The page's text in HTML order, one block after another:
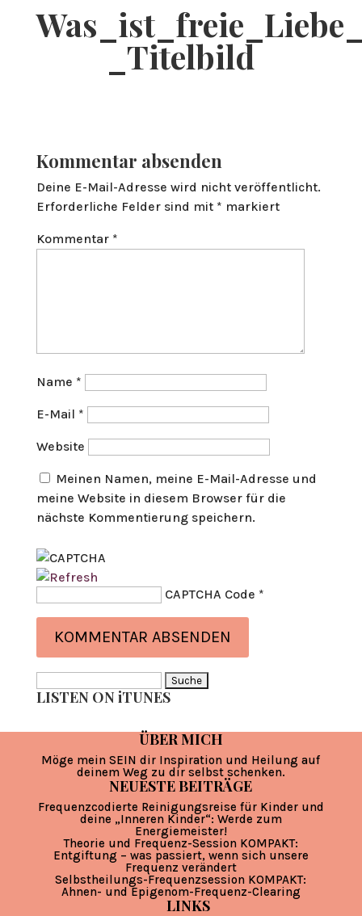
_Titelbild
Kommentar absenden
Deine E-Mail-Adresse wird nicht veröffentlicht.
Erforderliche Felder sind mit * markiert
Kommentar *
Name *
E-Mail *
Website
Meinen Namen, meine E-Mail-Adresse und
meine Website in diesem Browser für die
nächste Kommentierung speichern.
CAPTCHA Code *
nach:
LISTEN ON iTUNES
ÜBER MICH
Möge mein SEIN dir Inspiration und Heilung auf
deinem Weg zu dir selbst schenken.
NEUESTE BEITRÄGE
Frequenzcodierte Reinigungsreise für Kinder und
deine „Inneren Kinder“: Werde zum
Energiemeister!
Theorie und Frequenz-Session KOMPAKT:
Entgiftung – was passiert, wenn sich unsere
Frequenz verändert
Selbstheilungs-Frequenzsession KOMPAKT:
Ahnen- und Epigenom-Frequenz-Clearing
LINKS